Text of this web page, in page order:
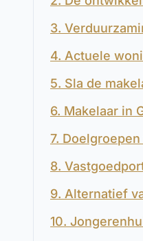
3.
4. Actuele
5. Sla de
6. Makelaar in
7.
8.
9. Alternatief
10.